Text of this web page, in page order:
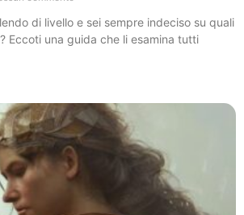
di livello e sei sempre indeciso su quali
Eccoti una guida che li esamina tutti